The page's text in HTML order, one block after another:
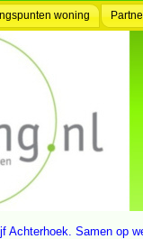
woning
Achterhoek. Samen op